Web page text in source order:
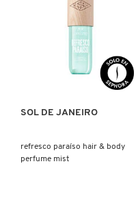
OUAI HAIRCARE
PATRICK TA
VISTA RÁPIDA
SOL DE JANEIRO
refresco paraíso hair & body
perfume mist